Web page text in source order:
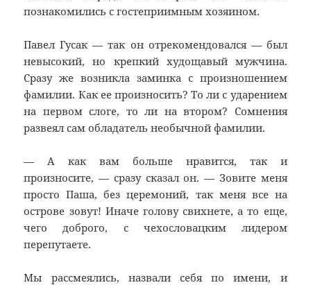
познакомились с гостеприимным хозяином.
Павел Гусак — так он отрекомендовался — был
невысокий, но крепкий худощавый мужчина.
Сразу же возникла заминка с произношением
фамилии. Как ее произносить? То ли с ударением
на первом слоге, то ли на втором? Сомнения
развеял сам обладатель необычной фамилии.
— А как вам больше нравится, так и
произносите, — сразу сказал он. — Зовите меня
просто Паша, без церемоний, так меня все на
острове зовут! Иначе голову свихнете, а то еще,
чего доброго, с чехословацким лидером
перепутаете.
Мы рассмеялись, назвали себя по имени, и